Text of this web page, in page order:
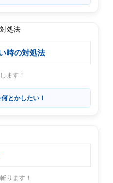
時の対処法
ます！
とかしたい！
ります！